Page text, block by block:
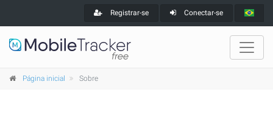
Registrar-se Conectar-se
Página inicial Sobre